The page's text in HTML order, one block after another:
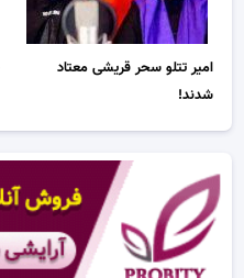
امیر تتلو سحر قریشی معتاد
شدند!